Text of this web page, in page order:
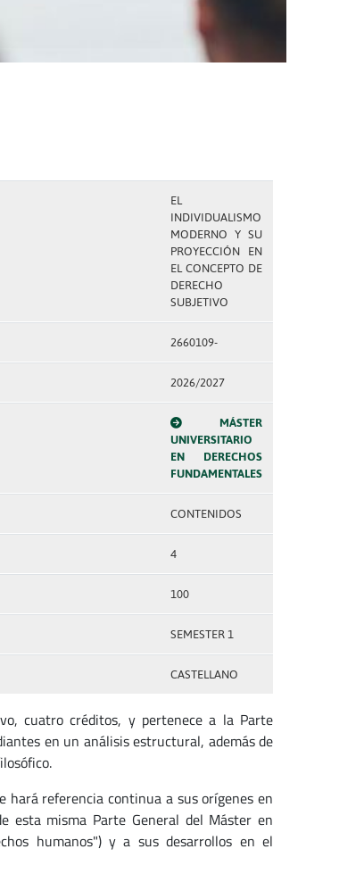
EL
INDIVIDUALISMO
MODERNO Y SU
PROYECCIÓN EN
EL CONCEPTO DE
DERECHO
SUBJETIVO
2660109-
2026/2027
MÁSTER
UNIVERSITARIO
EN DERECHOS
FUNDAMENTALES
CONTENIDOS
4
100
SEMESTER 1
CASTELLANO
cuatro créditos, y pertenece a la Parte
en un análisis estructural, además de
hará referencia continua a sus orígenes en
esta misma Parte General del Máster en
humanos") y a sus desarrollos en el